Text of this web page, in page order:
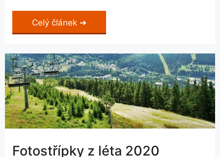
Celý článek
Fotostřípky z léta 2020